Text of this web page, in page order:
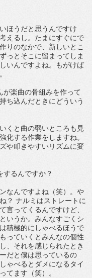
ほうだと思うんですけ
えるし。たまにすぐにで
りのなかで、新しいとこ
っとそこに留まってしま
いんですよね。もがけば
が楽曲の骨組みを作って
ち込んだときにどういう
くと曲の弱いところも見
化する作業をしますね。
や叩きやすいリズムに変
するんですか？
なんですよね（笑）。や
？ ナルミはストレートに
言ってくるんですけど、
いうか。みんなすごくシ
積極的にしゃべるほうで
っていくとみんなの個性
、それを感じられたとき
だと僕は思っているの
ゃべるとダメになるタイ
てます（笑）。